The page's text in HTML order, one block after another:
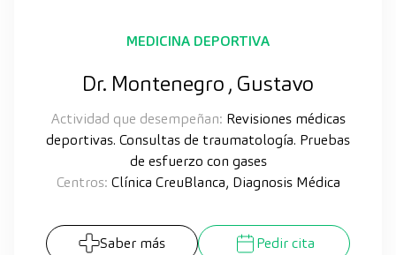
MEDICINA DEPORTIVA
Dr. Montenegro , Gustavo
Actividad que desempeñan: Revisiones médicas
deportivas. Consultas de traumatología. Pruebas
de esfuerzo con gases
Centros: Clínica CreuBlanca, Diagnosis Médica
Saber más Pedir cita